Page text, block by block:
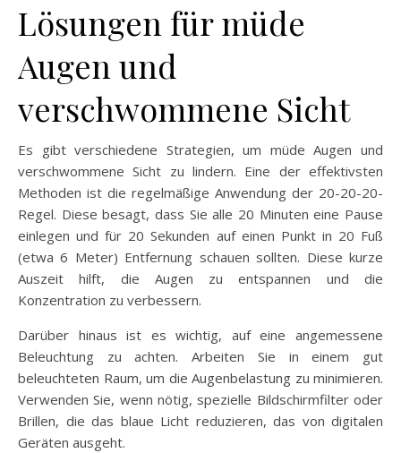
Lösungen für müde
Augen und
verschwommene Sicht
Es gibt verschiedene Strategien, um müde Augen und
verschwommene Sicht zu lindern. Eine der effektivsten
Methoden ist die regelmäßige Anwendung der 20-20-20-
Regel. Diese besagt, dass Sie alle 20 Minuten eine Pause
einlegen und für 20 Sekunden auf einen Punkt in 20 Fuß
(etwa 6 Meter) Entfernung schauen sollten. Diese kurze
Auszeit hilft, die Augen zu entspannen und die
Konzentration zu verbessern.
Darüber hinaus ist es wichtig, auf eine angemessene
Beleuchtung zu achten. Arbeiten Sie in einem gut
beleuchteten Raum, um die Augenbelastung zu minimieren.
Verwenden Sie, wenn nötig, spezielle Bildschirmfilter oder
Brillen, die das blaue Licht reduzieren, das von digitalen
Geräten ausgeht.